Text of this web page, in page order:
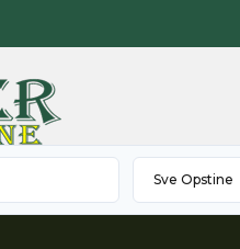
Sve Opstine